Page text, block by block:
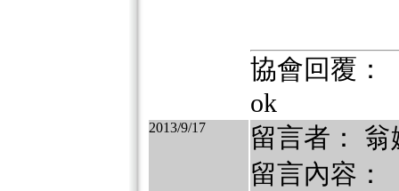
協會回覆：
ok
2013/9/17
留言者： 翁
留言內容：